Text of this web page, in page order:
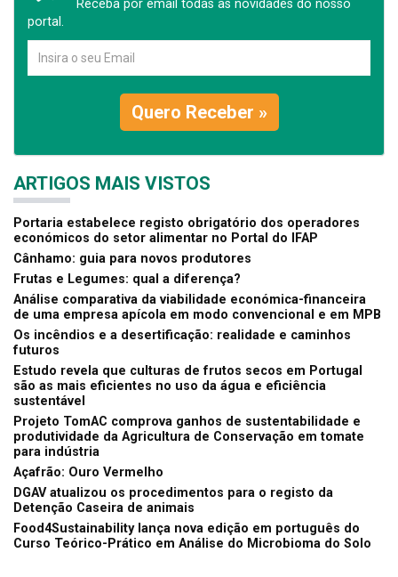
Receba por email todas as novidades do nosso
portal.
Quero Receber »
ARTIGOS MAIS VISTOS
Portaria estabelece registo obrigatório dos operadores
económicos do setor alimentar no Portal do IFAP
Cânhamo: guia para novos produtores
Frutas e Legumes: qual a diferença?
Análise comparativa da viabilidade económica-financeira
de uma empresa apícola em modo convencional e em MPB
Os incêndios e a desertificação: realidade e caminhos
futuros
Estudo revela que culturas de frutos secos em Portugal
são as mais eficientes no uso da água e eficiência
sustentável
Projeto TomAC comprova ganhos de sustentabilidade e
produtividade da Agricultura de Conservação em tomate
para indústria
Açafrão: Ouro Vermelho
DGAV atualizou os procedimentos para o registo da
Detenção Caseira de animais
Food4Sustainability lança nova edição em português do
Curso Teórico-Prático em Análise do Microbioma do Solo